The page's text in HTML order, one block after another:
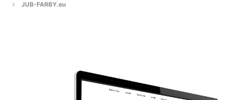
JUB-FARBY.eu